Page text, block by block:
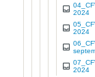
2024
2024
2024